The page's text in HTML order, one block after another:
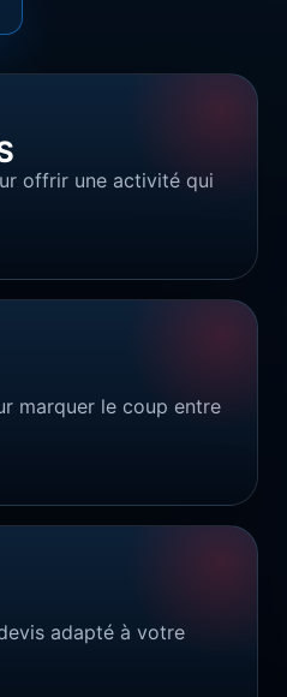
offrir une activité qui
marquer le coup entre
adapté à votre